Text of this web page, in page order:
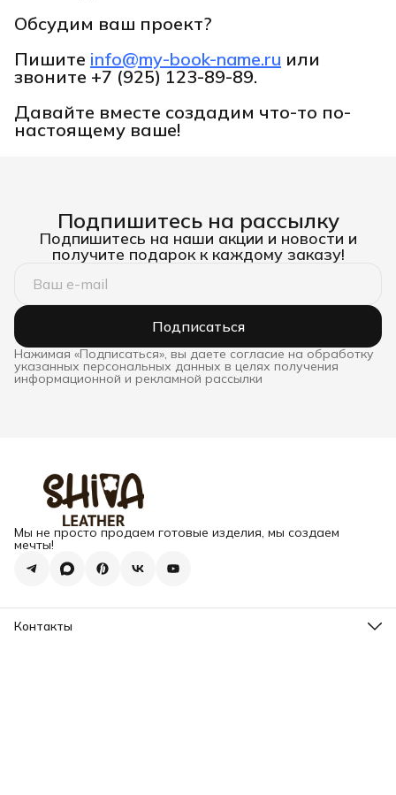
Обсудим ваш проект?
Пишите info@my-book-name.ru или
звоните +7 (925) 123-89-89.
Давайте вместе создадим что-то по-
настоящему ваше!
Подпишитесь на рассылку
Подпишитесь на наши акции и новости и
получите подарок к каждому заказу!
Подписаться
Нажимая «Подписаться», вы даете согласие на обработку
указанных персональных данных в целях получения
информационной и рекламной рассылки
Мы не просто продаем готовые изделия, мы создаем
мечты!
Контакты